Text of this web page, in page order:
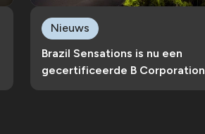
Brazil Sensations is nu een
gecertificeerde B Corporation
Nieuws